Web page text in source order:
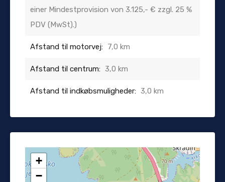
einer Mindestprovision von 3.125,- € zzgl. 25 %
PDV (MwSt).)
Afstand til motorvej: 7,0 km
Afstand til centrum: 3,0 km
Afstand til indkøbsmuligheder: 3,0 km
+
−